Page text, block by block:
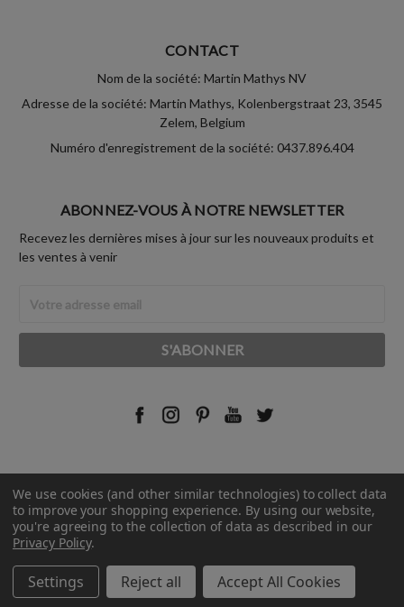
CONTACT
Nom de la société: Martin Mathys NV
Adresse de la société: Martin Mathys, Kolenbergstraat 23, 3545
Zelem, Belgium
Numéro d'enregistrement de la société: 0437.896.404
ABONNEZ-VOUS À NOTRE NEWSLETTER
Recevez les dernières mises à jour sur les nouveaux produits et
les ventes à venir
Email
© 2026 Rust-Oleum France.
We use cookies (and other similar technologies) to collect data
to improve your shopping experience. By using our website,
you're agreeing to the collection of data as described in our
Privacy Policy.
Settings Reject all Accept All Cookies